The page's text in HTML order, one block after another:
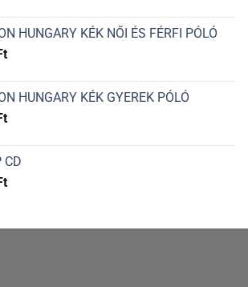
HUNGARY KÉK NŐI ÉS FÉRFI PÓLÓ
HUNGARY KÉK GYEREK PÓLÓ
CD